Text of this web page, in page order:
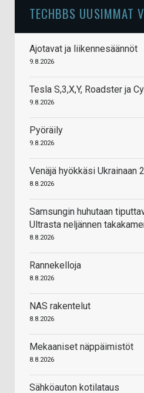
TECHBBS UUSIMMAT
Ajotavat ja liikennesäännöt
9.8.2026
Tesla S,3,X,Y, Roadster ja
9.8.2026
Pyöräily
9.8.2026
Venäjä hyökkäsi Ukrainaan
8.8.2026
Samsungin huhutaan
Ultrasta neljännen
8.8.2026
Rannekelloja
8.8.2026
NAS rakentelut
8.8.2026
Mekaaniset näppäimistöt
8.8.2026
Sähköauton kotilataus